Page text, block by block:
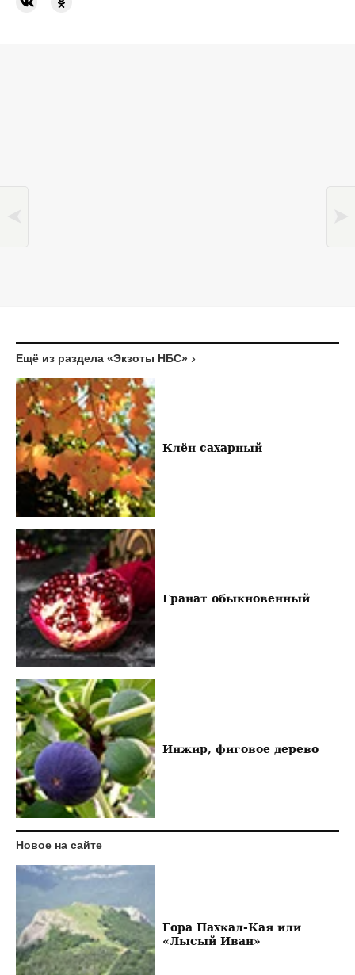
Ещё из раздела «Экзоты НБС»
Клён сахарный
Гранат обыкновенный
Инжир, фиговое дерево
Новое на сайте
Гора Пахкал-Кая или
«Лысый Иван»